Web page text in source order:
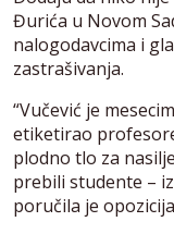
Đurića u Novom
nalogodavcima i
zastrašivanja.
“Vučević je
etiketirao
plodno tlo za
prebili studente –
poručila je